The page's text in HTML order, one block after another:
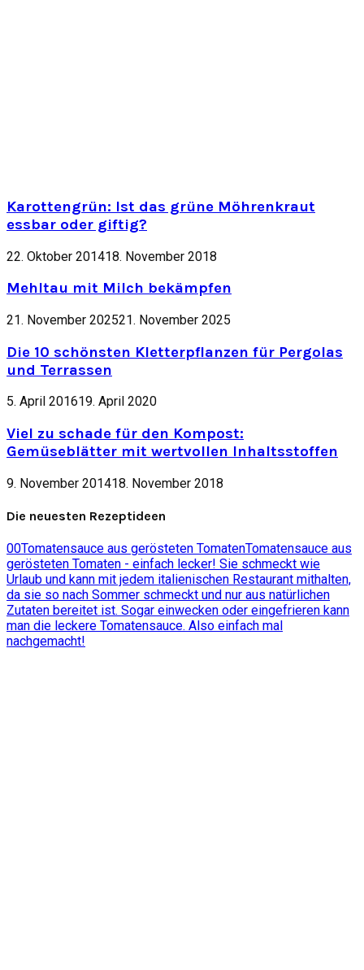
Karottengrün: Ist das grüne Möhrenkraut
essbar oder giftig?
22. Oktober 201418. November 2018
Mehltau mit Milch bekämpfen
21. November 202521. November 2025
Die 10 schönsten Kletterpflanzen für Pergolas
und Terrassen
5. April 201619. April 2020
Viel zu schade für den Kompost:
Gemüseblätter mit wertvollen Inhaltsstoffen
9. November 201418. November 2018
Die neuesten Rezeptideen
00Tomatensauce aus gerösteten TomatenTomatensauce aus
gerösteten Tomaten - einfach lecker! Sie schmeckt wie
Urlaub und kann mit jedem italienischen Restaurant mithalten,
da sie so nach Sommer schmeckt und nur aus natürlichen
Zutaten bereitet ist. Sogar einwecken oder eingefrieren kann
man die leckere Tomatensauce. Also einfach mal
nachgemacht!